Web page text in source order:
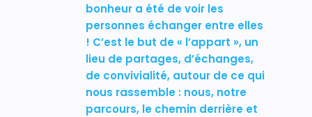
bonheur a été de voir les
personnes échanger entre elles
! C’est le but de « l’appart », un
lieu de partages, d’échanges,
de convivialité, autour de ce qui
nous rassemble : nous, notre
parcours, le chemin derrière et